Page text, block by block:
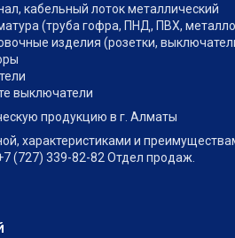
кабельный лоток металлический
(труба гофра, ПНД, ПВХ,
изделия (розетки,
выключатели
продукцию в г. Алматы
характеристиками и
(727) 339-82-82 Отдел продаж.